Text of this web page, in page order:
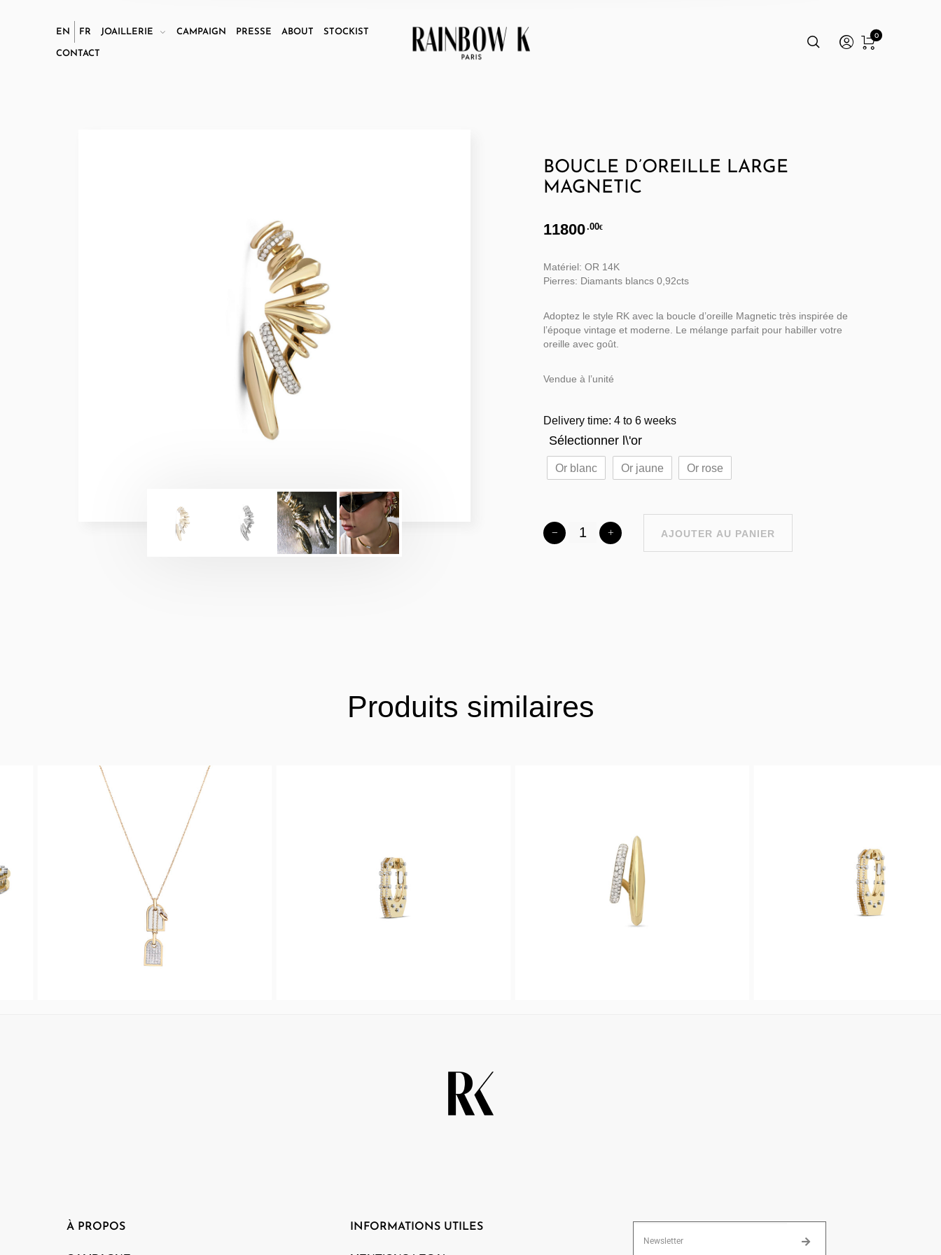
EN FR JOAILLERIE CAMPAIGN PRESSE ABOUT STOCKIST
CONTACT
0
BOUCLE D’OREILLE LARGE
MAGNETIC
11800.00€
Matériel: OR 14K
Pierres: Diamants blancs 0,92cts
Adoptez le style RK avec la boucle d’oreille Magnetic très inspirée de
l’époque vintage et moderne. Le mélange parfait pour habiller votre
oreille avec goût.
Vendue à l’unité
Delivery time: 4 to 6 weeks
Sélectionner l\'or
Or blanc Or jaune Or rose
AJOUTER AU PANIER
Produits similaires
À PROPOS INFORMATIONS UTILES